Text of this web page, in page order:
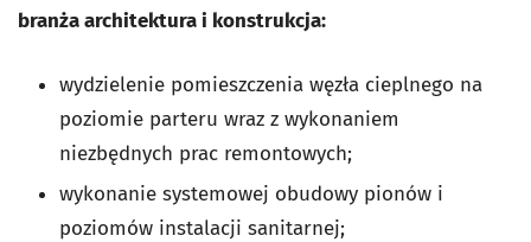
branża architektura i konstrukcja:
wydzielenie pomieszczenia węzła cieplnego na
poziomie parteru wraz z wykonaniem
niezbędnych prac remontowych;
wykonanie systemowej obudowy pionów i
poziomów instalacji sanitarnej;